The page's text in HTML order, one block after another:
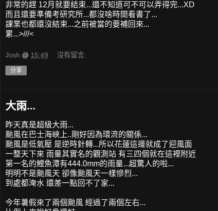
非常的趕 12月就要結束...還不知道可不可以弄得完...XD
而且還要準備考研究所...都沒啥時間看書了...
課業也都還沒結束...之前被當的要補回來...
累...>///<
Josh @ 15:49 沒有留言:
分享
大雨...
昨天真是超級大雨...
颱風在巴士海峽上..剛好因為環流的關係...
颱風是低氣壓 是逆時針轉...所以花蓮這邊就成了迎風面
一整天下來 雨量其實名的觀測站 有三四個就在這裡附近
第一名的鯉魚潭有444.0mm的雨量...超驚人的啦...
明明不是颱風天 卻像颱風天一樣慘烈...
到處都淹水 還差一點回不了家...
今年暑假來了兩個颱風 經過了兩個左右...